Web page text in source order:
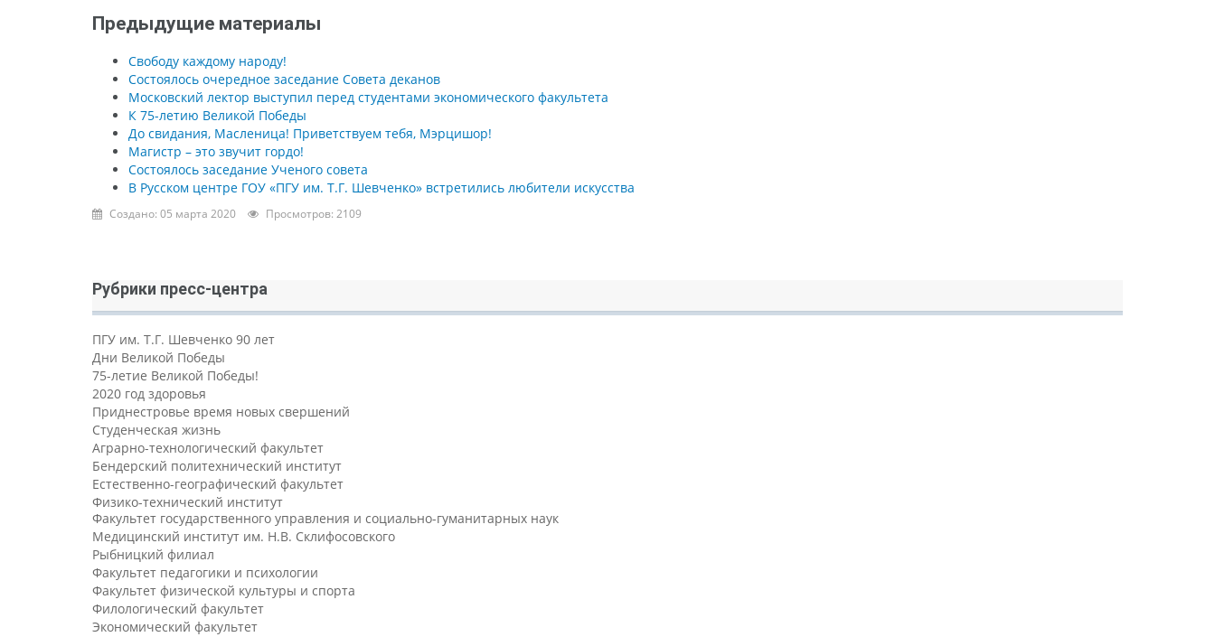
Предыдущие материалы
Свободу каждому народу!
Состоялось очередное заседание Совета деканов
Московский лектор выступил перед студентами экономического факультета
К 75-летию Великой Победы
До свидания, Масленица! Приветствуем тебя, Мэрцишор!
Магистр – это звучит гордо!
Состоялось заседание Ученого совета
В Русском центре ГОУ «ПГУ им. Т.Г. Шевченко» встретились любители искусства
Создано: 05 марта 2020 Просмотров: 2109
Рубрики пресс-центра
ПГУ им. Т.Г. Шевченко 90 лет
Дни Великой Победы
75-летие Великой Победы!
2020 год здоровья
Приднестровье время новых свершений
Студенческая жизнь
Аграрно-технологический факультет
Бендерский политехнический институт
Естественно-географический факультет
Физико-технический институт
Факультет государственного управления и социально-гуманитарных наук
Медицинский институт им. Н.В. Склифосовского
Рыбницкий филиал
Факультет педагогики и психологии
Факультет физической культуры и спорта
Филологический факультет
Экономический факультет